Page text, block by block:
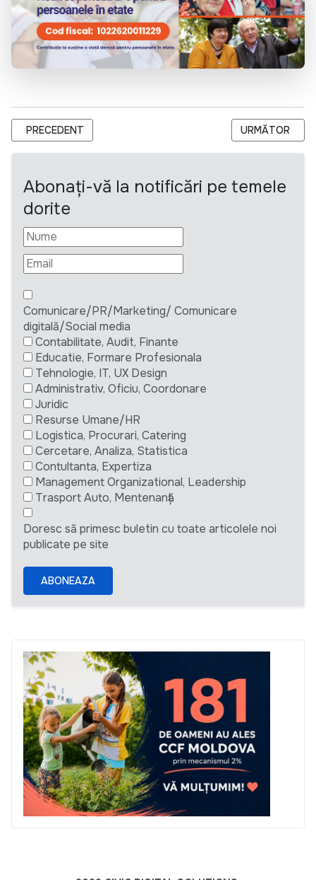
ARTICOL PRECEDENT: PRELUNGIREA CONCURSULUI
PRECEDENT ARTICOLUL
URMĂTOR
Abonați-vă la notificări pe temele
dorite
Comunicare/PR/Marketing/ Comunicare
digitală/Social media
Contabilitate, Audit, Finante
Educatie, Formare Profesionala
Tehnologie, IT, UX Design
Administrativ, Oficiu, Coordonare
Juridic
Resurse Umane/HR
Logistica, Procurari, Catering
Cercetare, Analiza, Statistica
Contultanta, Expertiza
Management Organizational, Leadership
Trasport Auto, Mentenanță
Doresc să primesc buletin cu toate articolele noi
publicate pe site
ABONEAZA